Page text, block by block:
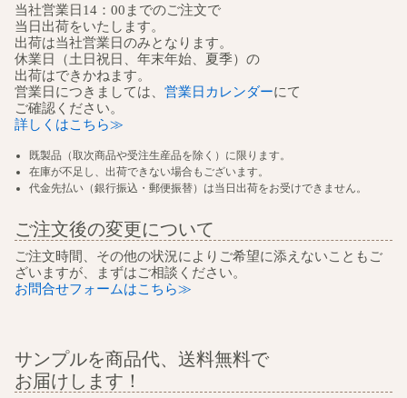
当社営業日14：00までのご注文で
当日出荷をいたします。
出荷は当社営業日のみとなります。
休業日（土日祝日、年末年始、夏季）の
出荷はできかねます。
営業日につきましては、 営業日カレンダーにて
ご確認ください。
詳しくはこちら≫
既製品（取次商品や受注生産品を除く）に限ります。
在庫が不足し、出荷できない場合もございます。
代金先払い（銀行振込・郵便振替）は当日出荷をお受けできません。
ご注文後の変更について
ご注文時間、その他の状況によりご希望に添えないこともご
ざいますが、まずはご相談ください。
お問合せフォームはこちら≫
サンプルを商品代、送料無料で
お届けします！